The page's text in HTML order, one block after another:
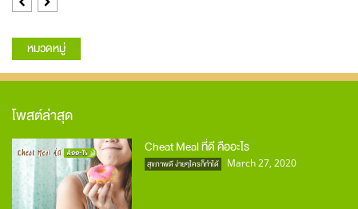
Previous
Next
หมวดหมู่
โพสต์ล่าสุด
Cheat Meal ที่ดี คืออะไร
สุขภาพดี ง่ายๆใครก็ทำได้ March 27, 2020